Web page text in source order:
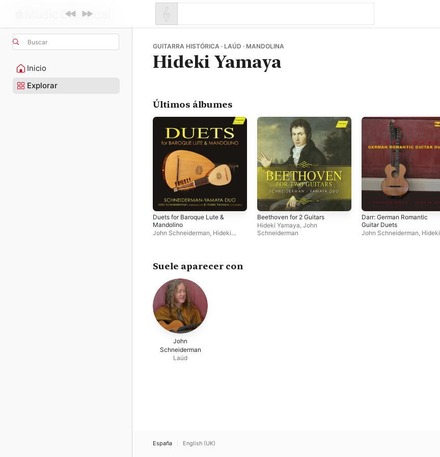
Buscar
Inicio
Explorar
GUITARRA HISTÓRICA · LAÚD · MANDOLINA
Hideki Yamaya
Últimos álbumes
Duets for Baroque Lute &
Mandolino
John Schneiderman Hideki
Beethoven for 2 Guitars
Hideki Yamaya John
Schneiderman
Darr: German Romantic
Guitar Duets
John Schneiderman Hideki
Suele aparecer con
John
Schneiderman
Laúd
España English (UK)